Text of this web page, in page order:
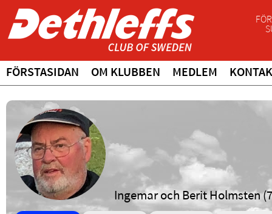
FÖRSTASIDAN OM KLUBBEN MEDLEM
Ingemar och Berit Holmsten